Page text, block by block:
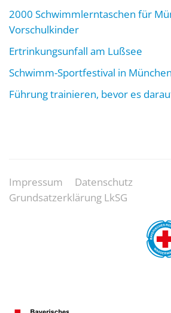
2000 Schwimmlerntaschen für
Vorschulkinder
Ertrinkungsunfall am Lußsee
Schwimm-Sportfestival in
Führung trainieren, bevor es
Impressum
Datenschutz
Grundsatzerklärung LkSG